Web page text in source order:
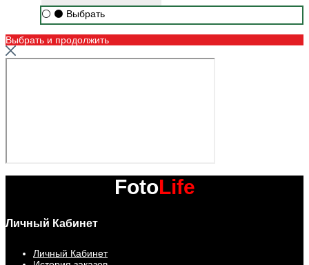
⚪ ⚫ Выбрать
Выбрать и продолжить
FotoLife
Личный Кабинет
Личный Кабинет